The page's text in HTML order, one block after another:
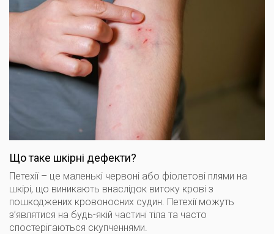
Що таке шкірні дефекти?
Петехії – це маленькі червоні або фіолетові плями на
шкірі, що виникають внаслідок витоку крові з
пошкоджених кровоносних судин. Петехії можуть
з’являтися на будь-якій частині тіла та часто
спостерігаються скупченнями.